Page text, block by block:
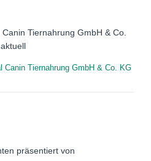
Tiernahrung GmbH & Co.
Canin Tiernahrung GmbH & Co. KG
präsentiert von